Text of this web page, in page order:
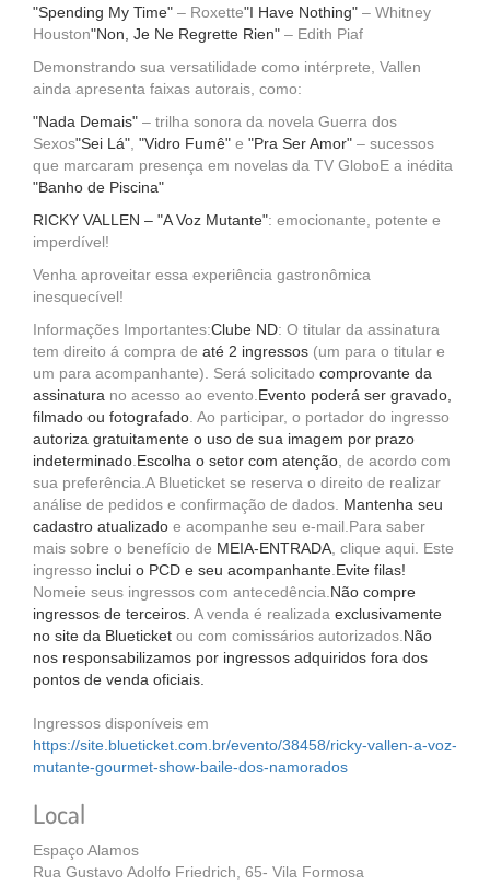
"Spending My Time" – Roxette"I Have Nothing" – Whitney
Houston"Non, Je Ne Regrette Rien" – Edith Piaf
Demonstrando sua versatilidade como intérprete, Vallen
ainda apresenta faixas autorais, como:
"Nada Demais" – trilha sonora da novela Guerra dos
Sexos"Sei Lá" "Vidro Fumê" e "Pra Ser Amor" – sucessos
que marcaram presença em novelas da TV GloboE a inédita
"Banho de Piscina"
RICKY VALLEN – "A Voz Mutante": emocionante, potente e
imperdível!
Venha aproveitar essa experiência gastronômica
inesquecível!
Informações Importantes:Clube ND: O titular da assinatura
tem direito á compra de até 2 ingressos (um para o titular e
um para acompanhante). Será solicitado comprovante da
assinatura no acesso ao evento. Evento poderá ser gravado,
filmado ou fotografado . Ao participar, o portador do ingresso
autoriza gratuitamente o uso de sua imagem por prazo
indeterminado Escolha o setor com atenção , de acordo com
sua preferência.A Blueticket se reserva o direito de realizar
análise de pedidos e confirmação de dados. Mantenha seu
cadastro atualizado e acompanhe seu e-mail.Para saber
mais sobre o benefício de MEIA-ENTRADA , clique aqui. Este
ingresso inclui o PCD e seu acompanhante Evite filas!
Nomeie seus ingressos com antecedência. Não compre
ingressos de terceiros. A venda é realizada exclusivamente
no site da Blueticket ou com comissários autorizados. Não
nos responsabilizamos por ingressos adquiridos fora dos
pontos de venda oficiais.
Ingressos disponíveis em
https://site.blueticket.com.br/evento/38458/ricky-vallen-a-voz-
mutante-gourmet-show-baile-dos-namorados
Local
Espaço Alamos
Rua Gustavo Adolfo Friedrich, 65- Vila Formosa